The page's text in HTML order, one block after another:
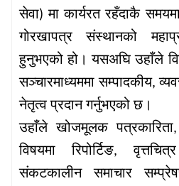
सेवा)मा कार्यरत रहँदाकै
गोरखापत्र
संस्थानको
हुनुभएको हो। यसअघि उहाँले
सञ्चारमाध्यममा सम्पादकीय,
नेतृत्व प्रदान गर्नुभएको छ।
उहाँले खोजमूलक पत्रकारिता
विषयमा
रिपोर्टिङ,वृत्तचित्र
संकटकालीन
समाचार